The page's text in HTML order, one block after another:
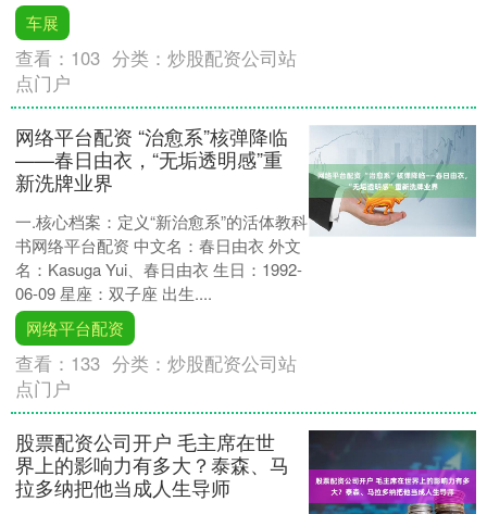
车展
查看： 103 分类：炒股配资公司站
点门户
网络平台配资 “治愈系”核弹降临
——春日由衣，“无垢透明感”重
新洗牌业界
一.核心档案：定义“新治愈系”的活体教科
书网络平台配资 中文名：春日由衣 外文
名：Kasuga Yui、春日由衣 生日：1992-
06-09 星座：双子座 出生....
网络平台配资
查看： 133 分类：炒股配资公司站
点门户
股票配资公司开户 毛主席在世
界上的影响力有多大？泰森、马
拉多纳把他当成人生导师